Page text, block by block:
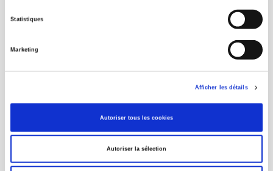
Statistiques
Marketing
Afficher les détails
Autoriser tous les cookies
Autoriser la sélection
FOREIGN RIGHTS
POUR LES LIBRAIRES
MON COMPTE